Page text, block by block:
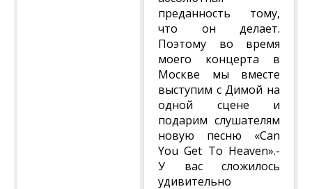
преданность тому,
что он делает.
Поэтому во время
моего концерта в
Москве мы вместе
выступим с Димой на
одной сцене и
подарим слушателям
новую песню «Can
You Get To Heaven».-
У вас сложилось
удивительно